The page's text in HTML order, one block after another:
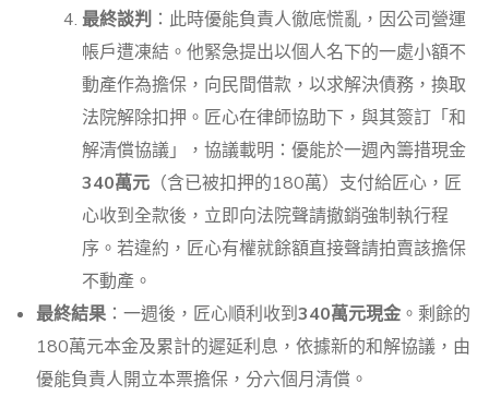
最終談判 ：此時優能負責人徹底慌亂，因公司營運
帳戶遭凍結。他緊急提出以個人名下的一處小額不
動產作為擔保，向民間借款，以求解決債務，換取
法院解除扣押。匠心在律師協助下，與其簽訂「和
解清償協議」，協議載明：優能於一週內籌措現金
340萬元 （含已被扣押的180萬）支付給匠心，匠
心收到全款後，立即向法院聲請撤銷強制執行程
序。若違約，匠心有權就餘額直接聲請拍賣該擔保
不動產。
最終結果 ：一週後，匠心順利收到340萬元現金 。剩餘的
180萬元本金及累計的遲延利息，依據新的和解協議，由
優能負責人開立本票擔保，分六個月清償。